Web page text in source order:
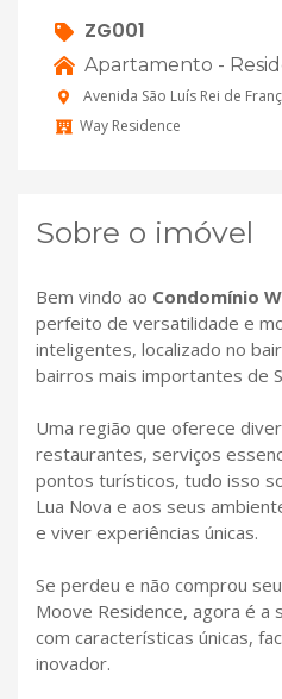
ZG001
Apartamento -
Avenida São Luís Rei de
Way Residence
Sobre o imóvel
Bem vindo ao Condomínio
perfeito de versatilidade e
inteligentes, localizado no
bairros mais importantes de
Uma região que oferece
restaurantes, serviços
pontos turísticos, tudo isso
Lua Nova e aos seus
e viver experiências únicas.
Se perdeu e não comprou
Moove Residence, agora é a
com características únicas,
inovador.